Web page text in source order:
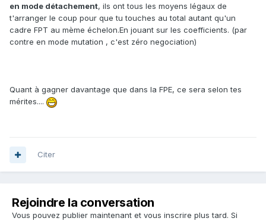
en mode détachement, ils ont tous les moyens légaux de
t'arranger le coup pour que tu touches au total autant qu'un
cadre FPT au mème échelon.En jouant sur les coefficients. (par
contre en mode mutation , c'est zéro negociation)
Quant à gagner davantage que dans la FPE, ce sera selon tes
mérites....
Citer
Rejoindre la conversation
Vous pouvez publier maintenant et vous inscrire plus tard. Si